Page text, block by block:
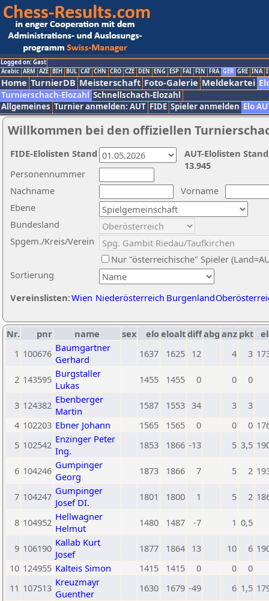
Logged on: Gast
Arabic ARM AZE BIH BUL CAT CHN CRO CZE DEN ENG ESP FAI FIN FRA GER GRE INA
Home TurnierDB Meisterschaft Foto-Galerie Meldekartei
Turnierschach-Elozahl Schnellschach-Elozahl
Allgemeines Turnier anmelden: AUT FIDE Spieler anmelden Elo
Willkommen bei den offiziellen
Nachname
Vorname
Ebene
Sortierung
Personennummer
Bundesland
Spgem./Kreis/Verein
Nur "österreichische" Spieler
Vereinslisten:Wien Niederösterreich Burgenland
AUT-Elolisten
13.945
FIDE-Elolisten Stand
Nr. pnr name sex eloeloaltdiffabg anz pkt
1 100676 Baumgartner
Gerhard
1637 1625 12 4 3
2 143595 Burgstaller
Lukas
1455 1455 0 0 0
3 124382 Ebenberger
Martin
1587 1553 34 3
3
4 102203 Ebner Johann 1565 1565 0 0 0
5 102542 Enzinger Peter
Ing.
1853 1866 -13 5 3,5
6 104246 Gumpinger
Georg
1873 1866 7 5 2
7 104247 Gumpinger
Josef DI.
1801 1800 1 5 2
8 104952 Hellwagner
Helmut
1480 1487 -7 1 0,5
9 106190 Kallab Kurt
Josef
1877 1864 13 10 6
10 124955 Kalteis Simon 1415 1415 0 0
0
11 107513 Kreuzmayr
Guenther
1630 1679 -49 6 1,5